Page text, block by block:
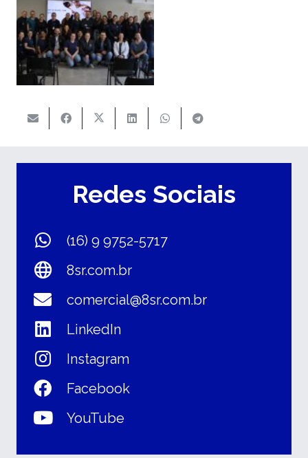
Redes Sociais
(16) 9 9752-5717
8sr.com.br
comercial@8sr.com.br
LinkedIn
Instagram
Facebook
YouTube